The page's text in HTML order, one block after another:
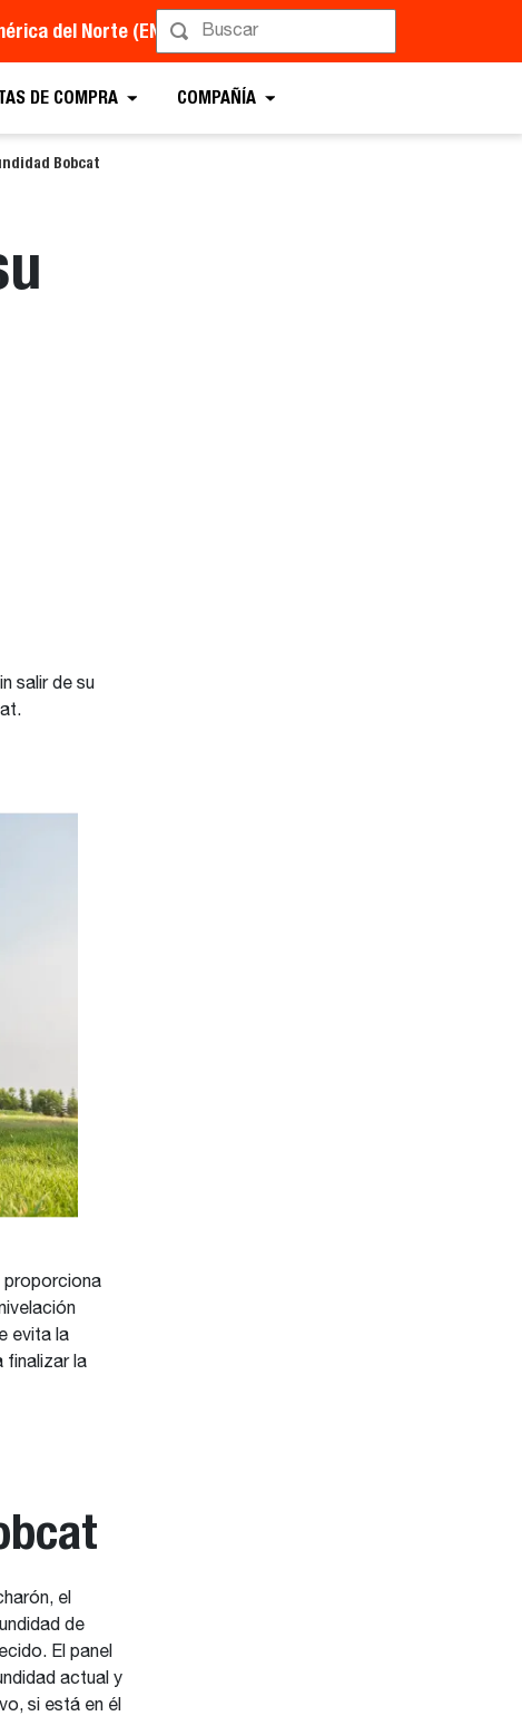
del Norte (EN)
DE COMPRA COMPAÑÍA
Bobcat
salir de su
proporciona
evita la
finalizar la
el
de
El panel
actual y
si está en él